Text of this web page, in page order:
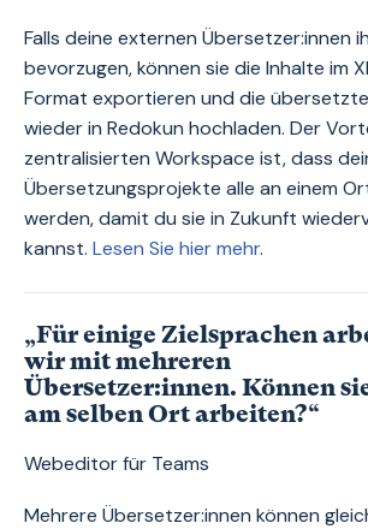
Falls deine externen Übersetzer:innen
bevorzugen, können sie die Inhalte im
Format exportieren und die
wieder in Redokun hochladen. Der
zentralisierten Workspace ist, dass
Übersetzungsprojekte alle an einem
werden, damit du sie in Zukunft
kannst. Lesen Sie hier mehr.
„Für einige Zielsprachen
wir mit mehreren
Übersetzer:innen. Können
am selben Ort arbeiten?“
Webeditor für Teams
Mehrere Übersetzer:innen können